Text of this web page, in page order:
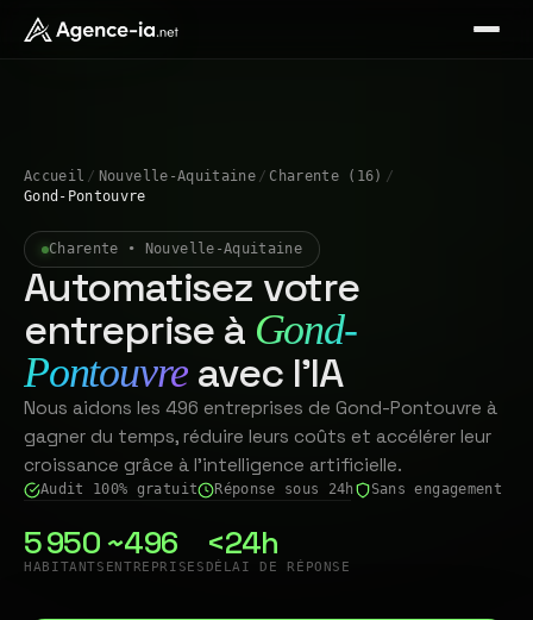
Accueil / Nouvelle-Aquitaine / Charente (16) /
Gond-Pontouvre
Charente • Nouvelle-Aquitaine
Automatisez votre
entreprise à Gond-
Pontouvre avec l'IA
Nous aidons les 496 entreprises de Gond-Pontouvre à
gagner du temps, réduire leurs coûts et accélérer leur
croissance grâce à l'intelligence artificielle.
Audit 100% gratuit Réponse sous 24h Sans engagement
5 950
HABITANTS
~496
ENTREPRISES
<24h
DÉLAI DE RÉPONSE